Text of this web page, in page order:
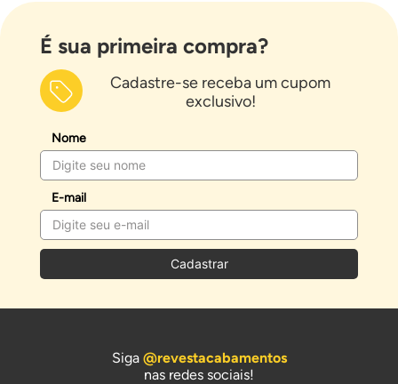
É sua primeira compra?
Cadastre-se receba um cupom
exclusivo!
Nome
E-mail
Cadastrar
Siga @revestacabamentos
nas redes sociais!